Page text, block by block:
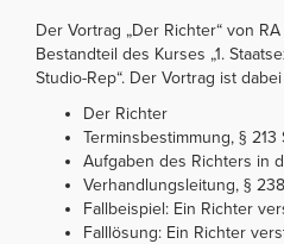
Der Vortrag „Der Richter“ von
Bestandteil des Kurses „1.
Studio-Rep“. Der Vortrag ist
Der Richter
Terminsbestimmung, § 213
Aufgaben des Richters in
Verhandlungsleitung, §
Fallbeispiel: Ein Richter
Falllösung: Ein Richter